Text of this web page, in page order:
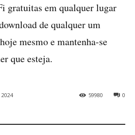
gratuitas em qualquer lugar
de qualquer um
mesmo e mantenha-se
que esteja.
0
59980